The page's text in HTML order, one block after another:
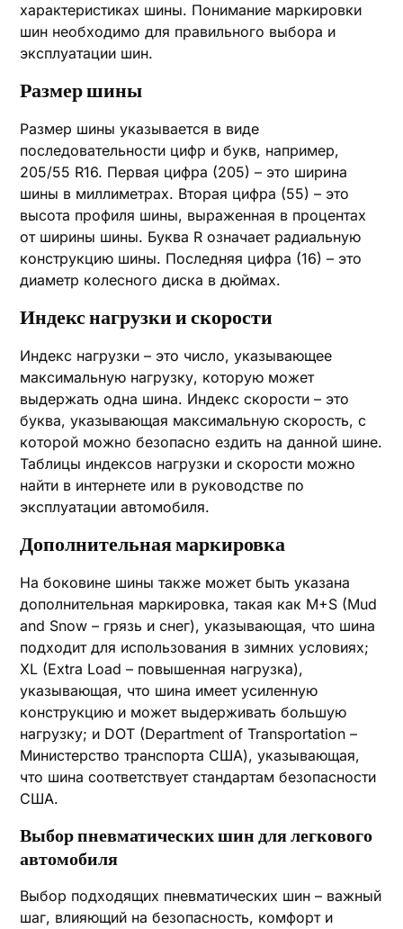
характеристиках шины. Понимание маркировки
шин необходимо для правильного выбора и
эксплуатации шин.
Размер шины
Размер шины указывается в виде
последовательности цифр и букв, например,
205/55 R16. Первая цифра (205) – это ширина
шины в миллиметрах. Вторая цифра (55) – это
высота профиля шины, выраженная в процентах
от ширины шины. Буква R означает радиальную
конструкцию шины. Последняя цифра (16) – это
диаметр колесного диска в дюймах.
Индекс нагрузки и скорости
Индекс нагрузки – это число, указывающее
максимальную нагрузку, которую может
выдержать одна шина. Индекс скорости – это
буква, указывающая максимальную скорость, с
которой можно безопасно ездить на данной шине.
Таблицы индексов нагрузки и скорости можно
найти в интернете или в руководстве по
эксплуатации автомобиля.
Дополнительная маркировка
На боковине шины также может быть указана
дополнительная маркировка, такая как M+S (Mud
and Snow – грязь и снег), указывающая, что шина
подходит для использования в зимних условиях;
XL (Extra Load – повышенная нагрузка),
указывающая, что шина имеет усиленную
конструкцию и может выдерживать большую
нагрузку; и DOT (Department of Transportation –
Министерство транспорта США), указывающая,
что шина соответствует стандартам безопасности
США.
Выбор пневматических шин для легкового
автомобиля
Выбор подходящих пневматических шин – важный
шаг, влияющий на безопасность, комфорт и